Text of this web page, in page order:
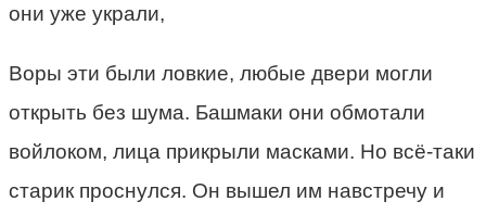
они уже украли,
Воры эти были ловкие, любые двери могли
открыть без шума. Башмаки они обмотали
войлоком, лица прикрыли масками. Но всё-таки
старик проснулся. Он вышел им навстречу и